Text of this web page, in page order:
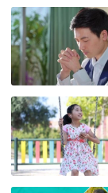
去圣灵作工。今
我，是对我的审
爱！否则我早已
神止住了我作恶
点不对也没注重
间，每当唱起教会
“我虽蒙神高抬
福，满了奢侈要